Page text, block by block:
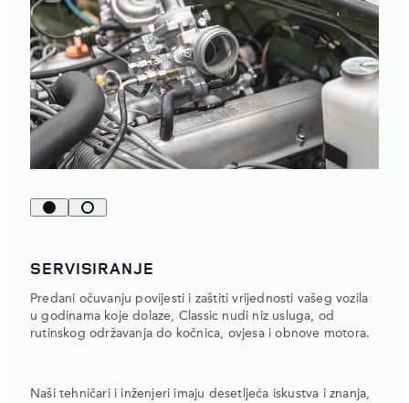
SERVISIRANJE
Predani očuvanju povijesti i zaštiti vrijednosti vašeg vozila
u godinama koje dolaze, Classic nudi niz usluga, od
rutinskog održavanja do kočnica, ovjesa i obnove motora.
Naši tehničari i inženjeri imaju desetljeća iskustva i znanja,